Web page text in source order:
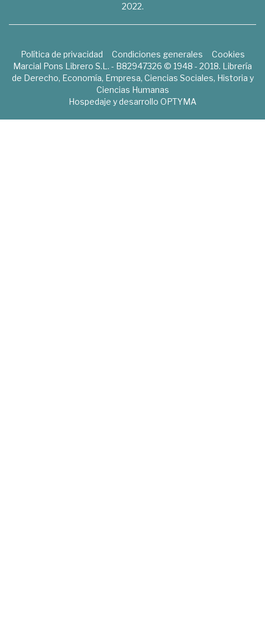
2022.
Política de privacidad Condiciones generales
Cookies
Marcial Pons Librero S.L. - B82947326 © 1948 - 2018. Librería
de Derecho, Economía, Empresa, Ciencias Sociales, Historia y
Ciencias Humanas
Hospedaje y desarrollo OPTYMA